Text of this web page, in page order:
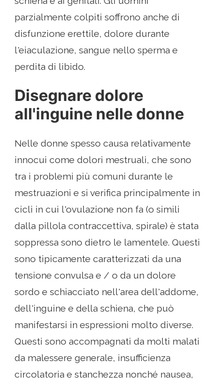
parzialmente colpiti soffrono anche di
disfunzione erettile, dolore durante
l'eiaculazione, sangue nello sperma e
perdita di libido.
Disegnare dolore
all'inguine nelle donne
Nelle donne spesso causa relativamente
innocui come dolori mestruali, che sono
tra i problemi più comuni durante le
mestruazioni e si verifica principalmente in
cicli in cui l'ovulazione non fa (o simili
dalla pillola contraccettiva, spirale) è stata
soppressa sono dietro le lamentele. Questi
sono tipicamente caratterizzati da una
tensione convulsa e / o da un dolore
sordo e schiacciato nell'area dell'addome,
dell'inguine e della schiena, che può
manifestarsi in espressioni molto diverse.
Questi sono accompagnati da molti malati
da malessere generale, insufficienza
circolatoria e stanchezza nonché nausea,